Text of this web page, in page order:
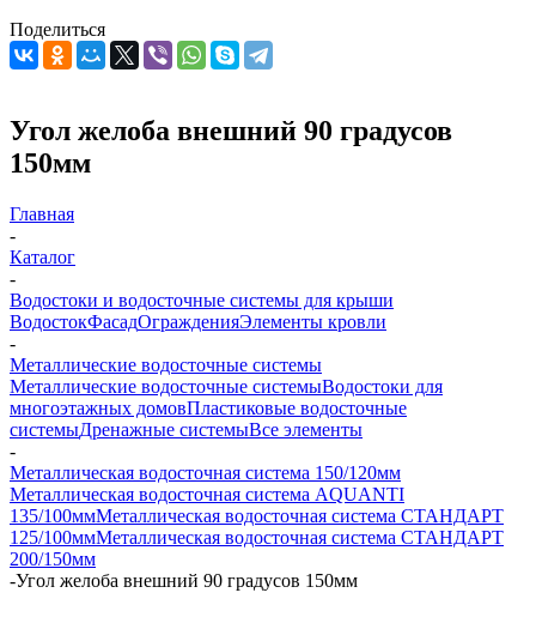
Поделиться
Угол желоба внешний 90 градусов
150мм
Главная
-
Каталог
-
Водостоки и водосточные системы для крыши
ВодостокФасадОгражденияЭлементы кровли
-
Металлические водосточные системы
Металлические водосточные системыВодостоки для
многоэтажных домовПластиковые водосточные
системыДренажные системыВсе элементы
-
Металлическая водосточная система 150/120мм
Металлическая водосточная система AQUANTI
135/100ммМеталлическая водосточная система СТАНДАРТ
125/100ммМеталлическая водосточная система СТАНДАРТ
200/150мм
-Угол желоба внешний 90 градусов 150мм